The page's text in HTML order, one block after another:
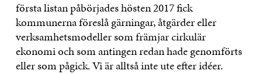
första listan påbörjades hösten 2017 fick
kommunerna föreslå gärningar, åtgärder eller
verksamhetsmodeller som främjar cirkulär
ekonomi och som antingen redan hade genomförts
eller som pågick. Vi är alltså inte ute efter idéer.